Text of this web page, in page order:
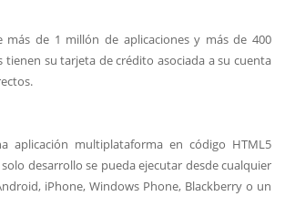
más de 1 millón de aplicaciones y más de 400
tienen su tarjeta de crédito asociada a su cuenta
aplicación multiplataforma en código HTML5
desarrollo se pueda ejecutar desde cualquier
iPhone, Windows Phone, Blackberry o un